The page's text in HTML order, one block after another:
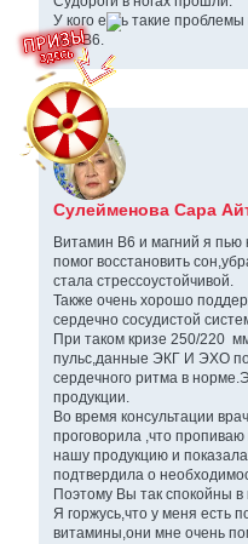
У кого есть такие
Mg+B6.
Сулейменова Сара
Витамин В6 и магний я пью
помог восстановить
стала стрессоустойчивой.
Также очень хорошо
сердечно сосудистой
При таком кризе 250/220
пульс,данные ЭКГ И ЭХО
сердечного ритма в
продукции.
Во время консультации
проговорила ,что
нашу продукцию и
подтвердила о
Поэтому Вы так спокойны
Я горжусь,что у меня есть
витамины,они мне очень